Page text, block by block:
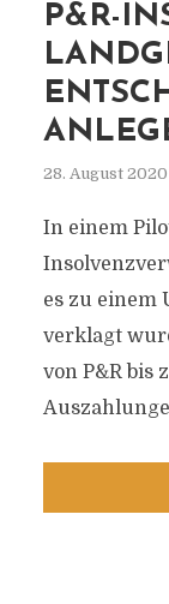
P&R-
28. August 2020
In einem
es zu einem
verklagt
von P&R bis